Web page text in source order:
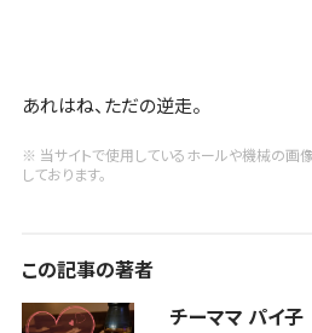
あれはね、ただの逆走。
※ 当サイトで使用しているホールや機械の画
しております。
この記事の著者
チーママ パイ子